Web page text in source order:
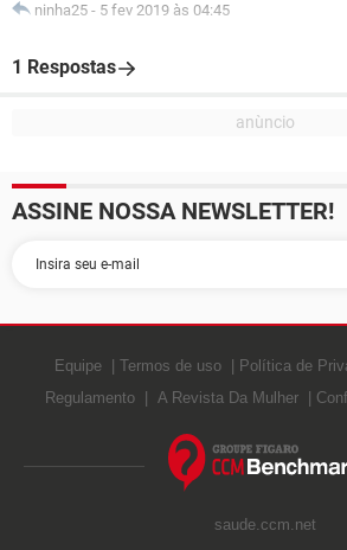
ninha25 - 5 fev 2019 às 04:45
1 Respostas
ASSINE NOSSA NEWSLETTER!
Equipe Termos de uso Política de
Regulamento
A Revista Da Mulher
saude.ccm.net